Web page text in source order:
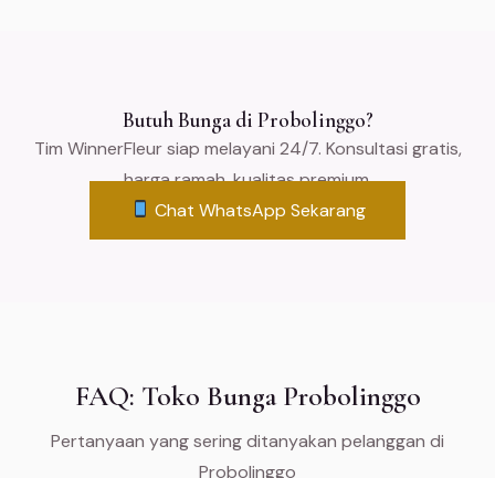
Butuh Bunga di Probolinggo?
Tim WinnerFleur siap melayani 24/7. Konsultasi gratis,
harga ramah, kualitas premium.
Chat WhatsApp Sekarang
FAQ: Toko Bunga Probolinggo
Pertanyaan yang sering ditanyakan pelanggan di
Probolinggo